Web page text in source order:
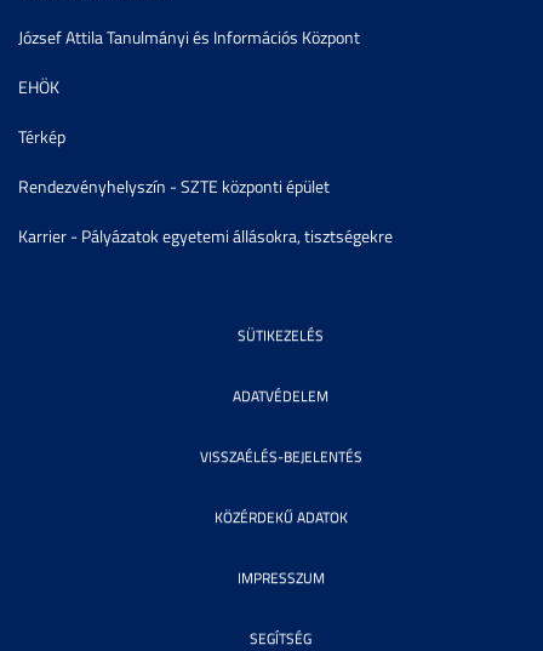
József Attila Tanulmányi és Információs Központ
EHÖK
Térkép
Rendezvényhelyszín - SZTE központi épület
Karrier - Pályázatok egyetemi állásokra, tisztségekre
SÜTIKEZELÉS
ADATVÉDELEM
VISSZAÉLÉS-BEJELENTÉS
KÖZÉRDEKŰ ADATOK
IMPRESSZUM
SEGÍTSÉG